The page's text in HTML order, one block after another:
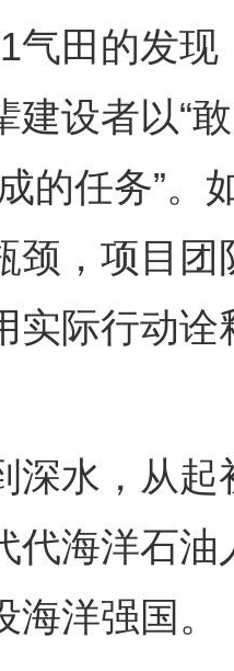
田的发现
建设者以“
的任务”。
颈，项目
实际行动诠
水，从起
代海洋石油
洋强国。